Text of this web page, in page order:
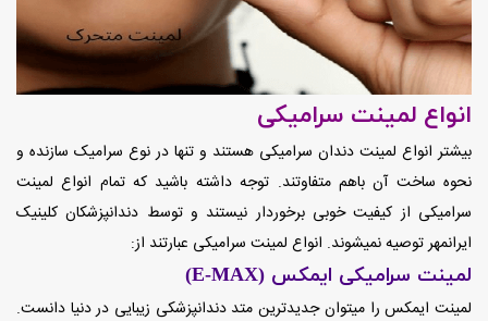
انواع لمینت سرامیکی
بیشتر انواع لمینت دندان سرامیکی هستند و تنها در نوع سرامیک سازنده و
نحوه ساخت آن باهم متفاوتند. توجه داشته باشید که تمام انواع لمینت
سرامیکی از کیفیت خوبی برخوردار نیستند و توسط دندانپزشکان کلینیک
ایرانمهر توصیه نمیشوند. انواع لمینت سرامیکی عبارتند از:
لمینت سرامیکی ایمکس (E-MAX)
لمینت ایمکس را میتوان جدیدترین متد دندانپزشکی زیبایی در دنیا دانست.